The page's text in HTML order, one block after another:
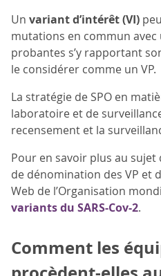
Un variant d’intérêt (VI)
mutations en commun avec
probantes s’y rapportant
le considérer comme un VP.
La stratégie de SPO en
laboratoire et de
recensement et la
Pour en savoir plus au
de dénomination des VP et
Web de l’Organisation
variants du SARS-Cov-2.
Comment les